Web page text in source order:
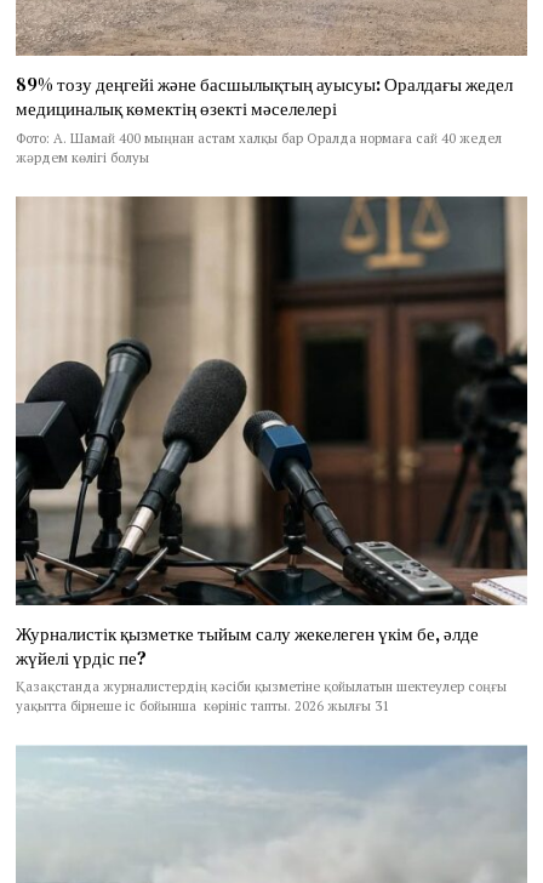
89% тозу деңгейі және басшылықтың ауысуы: Оралдағы жедел
медициналық көмектің өзекті мәселелері
Фото: А. Шамай 400 мыңнан астам халқы бар Оралда нормаға сай 40 жедел
жәрдем көлігі болуы
Журналистік қызметке тыйым салу жекелеген үкім бе, әлде
жүйелі үрдіс пе?
Қазақстанда журналистердің кәсіби қызметіне қойылатын шектеулер соңғы
уақытта бірнеше іс бойынша көрініс тапты. 2026 жылғы 31